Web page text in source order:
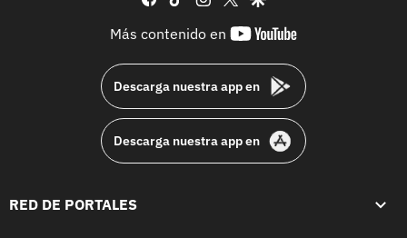
Más contenido en
youtube-
Descarga nuestra app en
Descarga nuestra app en
RED DE PORTALES